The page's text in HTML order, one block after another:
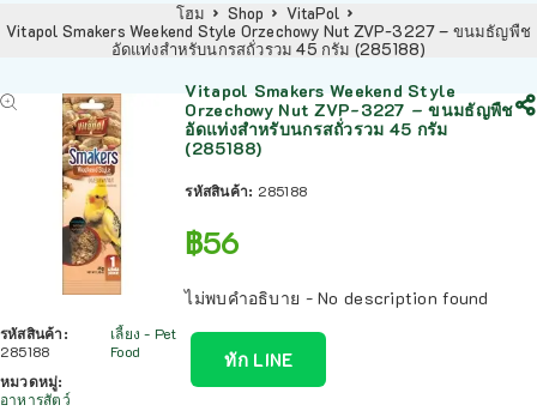
โฮม Shop
VitaPol
Vitapol Smakers Weekend Style Orzechowy Nut ZVP-3227 – ขนมธัญพืช
อัดแท่งสำหรับนกรสถั่วรวม 45 กรัม (285188)
รหัสสินค้า:
285188
หมวดหมู่:
อาหารสัตว์
เลี้ยง - Pet
Food
Vitapol Smakers Weekend Style
Orzechowy Nut ZVP-3227 – ขนมธัญพืช
อัดแท่งสำหรับนกรสถั่วรวม 45 กรัม
(285188)
รหัสสินค้า: 285188
฿56
ไม่พบคำอธิบาย - No description found
ทัก LINE